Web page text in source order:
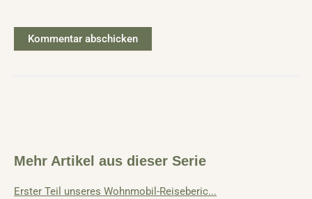
Mehr Artikel aus dieser Serie
Erster Teil unseres Wohnmobil-Reiseberic...